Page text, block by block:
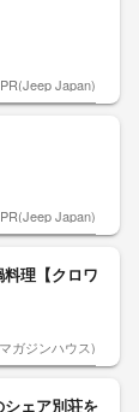
PR(Jeep Japan)
PR(Jeep Japan)
理【クロワ
ガジンハウス)
シェア別荘を